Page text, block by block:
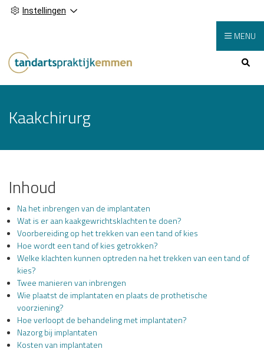
Instellingen
Hoofdmenu
MENU
Kaakchirurg
Inhoud
Na het inbrengen van de implantaten
Wat is er aan kaakgewrichtsklachten te doen?
Voorbereiding op het trekken van een tand of kies
Hoe wordt een tand of kies getrokken?
Welke klachten kunnen optreden na het trekken van een tand of
kies?
Twee manieren van inbrengen
Wie plaatst de implantaten en plaats de prothetische
voorziening?
Hoe verloopt de behandeling met implantaten?
Nazorg bij implantaten
Kosten van implantaten